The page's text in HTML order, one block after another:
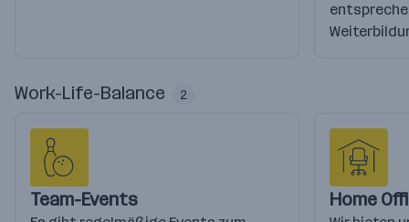
Work-Life-Balance 2
Team-Events Home